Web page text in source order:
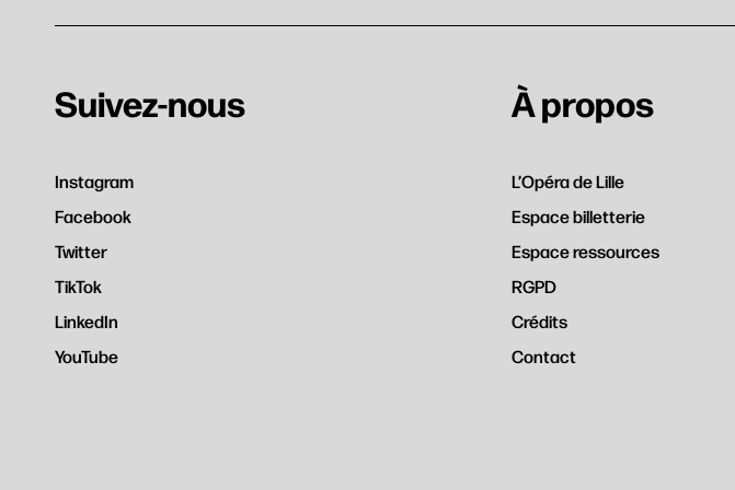
Suivez-nous
Instagram
Facebook
Twitter
TikTok
LinkedIn
YouTube
À propos
L’Opéra de Lille
Espace billetterie
Espace ressources
RGPD
Crédits
Contact